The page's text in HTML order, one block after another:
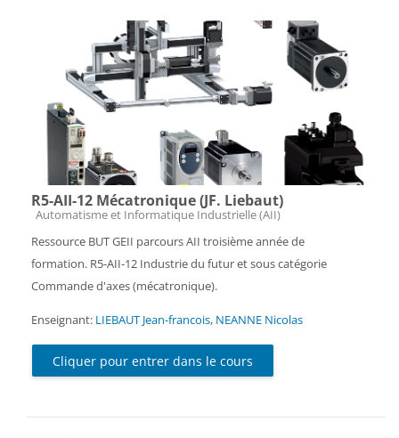
R5-AII-12 Mécatronique (JF. Liebaut)
Catégorie de cours
Automatisme et Informatique Industrielle (AII)
Ressource BUT GEII parcours AII troisième année de
formation. R5-AII-12 Industrie du futur et sous catégorie
Commande d'axes (mécatronique).
Enseignant: LIEBAUT Jean-francois, NEANNE Nicolas
Cliquer pour entrer dans le cours